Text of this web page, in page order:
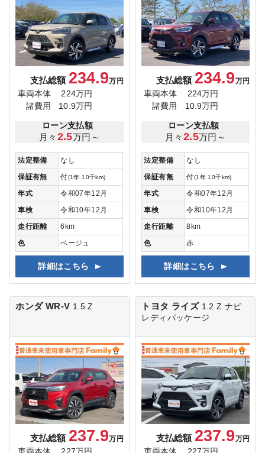
支払総額 234.9万円
車両本体
224万円
諸費用
10.9万円
ローン支払額
月々 2.5万円～
法定整備
なし
保証有無
付(1年 10千km)
年式
令和07年12月
車検
令和10年12月
走行距離
6km
色
ベージュ
詳細はこちら
支払総額 234.9万円
車両本体
224万円
諸費用
10.9万円
ローン支払額
月々 2.5万円～
法定整備
なし
保証有無
付(1年 10千km)
年式
令和07年12月
車検
令和10年12月
走行距離
8km
色
赤
詳細はこちら
ホンダ WR-V 1.5 Z
支払総額 237.9万円
トヨタ ライズ 1.2 Z ナビ
レディパッケージ
支払総額 237.9万円